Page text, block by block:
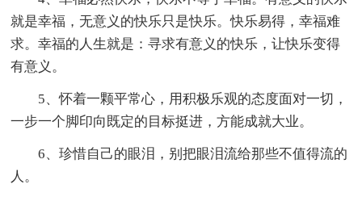
就是幸福，无意义的快乐只是快乐。快乐易得，幸福难
求。幸福的人生就是：寻求有意义的快乐，让快乐变得
有意义。
5、怀着一颗平常心，用积极乐观的态度面对一切，
一步一个脚印向既定的目标挺进，方能成就大业。
6、珍惜自己的眼泪，别把眼泪流给那些不值得流的
人。